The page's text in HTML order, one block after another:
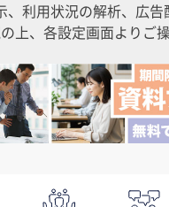
利用状況の解析、広
、各設定画面よりご